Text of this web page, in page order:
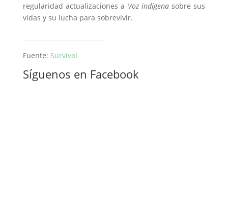
regularidad actualizaciones a Voz indígenasobre sus
vidas y su lucha para sobrevivir.
Fuente: Survival
Síguenos en Facebook